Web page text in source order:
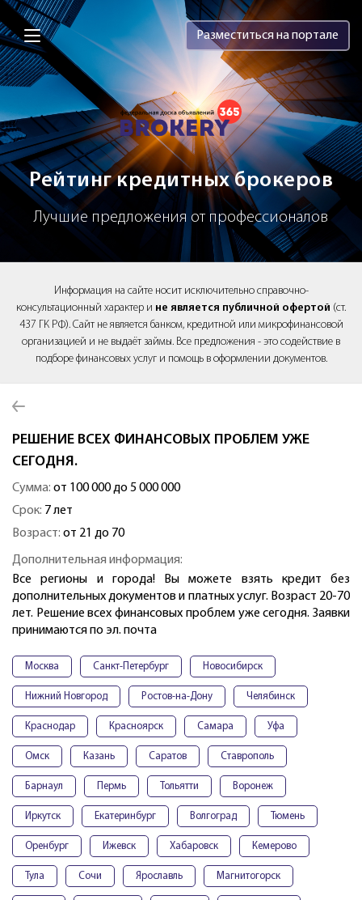
Brokery365 - Рейтинг кредитных
Разместиться на портале
Рейтинг кредитных брокеров
Лучшие предложения от профессионалов
Информация на сайте носит исключительно справочно-
консультационный характер и не является публичной офертой (ст.
437 ГК РФ). Сайт не является банком, кредитной или микрофинансовой
организацией и не выдаёт займы. Все предложения - это содействие в
подборе финансовых услуг и помощь в оформлении документов.
РЕШЕНИЕ ВСЕХ ФИНАНСОВЫХ ПРОБЛЕМ УЖЕ
СЕГОДНЯ.
Сумма: от 100 000 до 5 000 000
Срок: 7 лет
Возраст: от 21 до 70
Дополнительная информация:
Все регионы и города! Вы можете взять кредит без
дополнительных документов и платных услуг. Возраст 20-70
лет. Решение всех финансовых проблем уже сегодня. Заявки
принимаются по эл. почта
Москва Санкт-Петербург Новосибирск
Нижний Новгород Ростов-на-Дону Челябинск
Краснодар Красноярск Самара Уфа
Омск Казань Саратов Ставрополь
Барнаул Пермь Тольятти Воронеж
Иркутск Екатеринбург Волгоград Тюмень
Оренбург Ижевск Хабаровск Кемерово
Тула Сочи Ярославль Магнитогорск